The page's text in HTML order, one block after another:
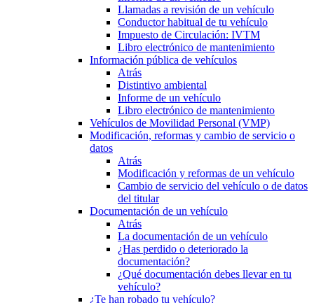
Llamadas a revisión de un vehículo
Conductor habitual de tu vehículo
Impuesto de Circulación: IVTM
Libro electrónico de mantenimiento
Información pública de vehículos
Atrás
Distintivo ambiental
Informe de un vehículo
Libro electrónico de mantenimiento
Vehículos de Movilidad Personal (VMP)
Modificación, reformas y cambio de servicio o
datos
Atrás
Modificación y reformas de un vehículo
Cambio de servicio del vehículo o de datos
del titular
Documentación de un vehículo
Atrás
La documentación de un vehículo
¿Has perdido o deteriorado la
documentación?
¿Qué documentación debes llevar en tu
vehículo?
¿Te han robado tu vehículo?